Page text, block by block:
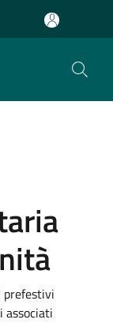
prefestivi
associati